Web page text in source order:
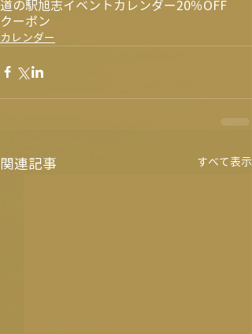
道の駅旭志イベントカレンダー20％OFF
クーポン
カレンダー
関連記事 すべて表示